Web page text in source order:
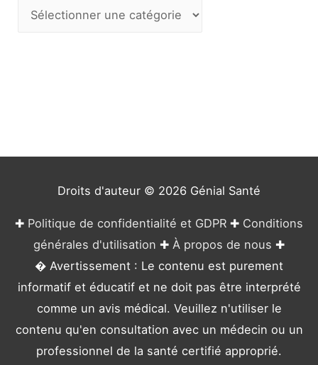
Droits d'auteur © 2026 Génial Santé
✚ Politique de confidentialité et GDPR ✚ Conditions
générales d'utilisation ✚ À propos de nous ✚
� Avertissement : Le contenu est purement
informatif et éducatif et ne doit pas être interprété
comme un avis médical. Veuillez n'utiliser le
contenu qu'en consultation avec un médecin ou un
professionnel de la santé certifié approprié.